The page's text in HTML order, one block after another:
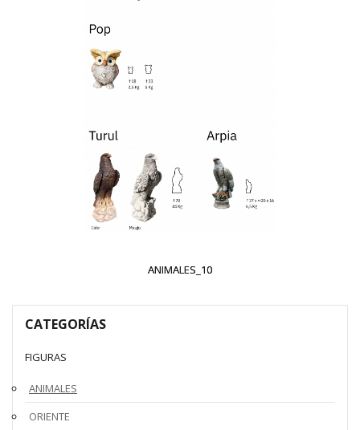
ANIMALES_10
CATEGORÍAS
FIGURAS
ANIMALES
ORIENTE